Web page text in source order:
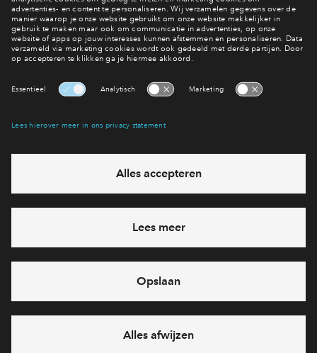
Website Brabantstadstudie
eventuele projecten
Ja, ik wil mij aanmelden
Heb je een vraag en wil je direct antwoord? Bel ons op088 -
71 22 198
6 dagen per week beschikbaar (behalve tijdens
feestdagen)
vandaag van 10:00 - 13:00 uur